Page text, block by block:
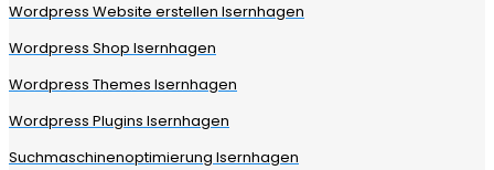
Wordpress Website erstellen Isernhagen
Wordpress Shop Isernhagen
Wordpress Themes Isernhagen
Wordpress Plugins Isernhagen
Suchmaschinenoptimierung Isernhagen